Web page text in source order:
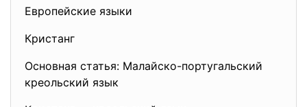
Европейские языки
Кристанг
Основная статья: Малайско-португальский
креольский язык